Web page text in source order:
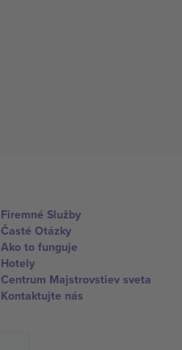
Firemné Služby
Časté Otázky
Ako to funguje
Hotely
Centrum Majstrovstiev sveta
Kontaktujte nás